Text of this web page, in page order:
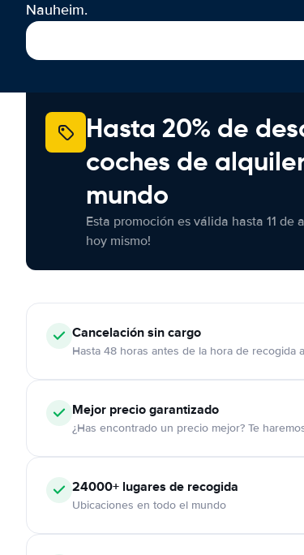
Nauheim.
Hasta 20% de
coches de
mundo
Esta promoción es válida hasta 11 de
hoy mismo!
Cancelaciónsin cargo
Hasta 48 horas antes de la hora de recogida
Mejor precio garantizado
¿Has encontrado un precio mejor? Te
24000+ lugares de recogida
Ubicaciones en todo el mundo